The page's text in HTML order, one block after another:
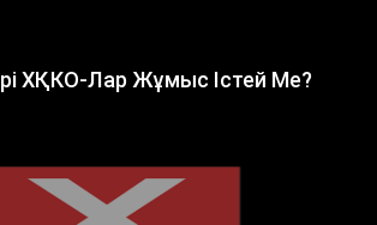
ХҚКО-Лар Жұмыс Істей Ме?